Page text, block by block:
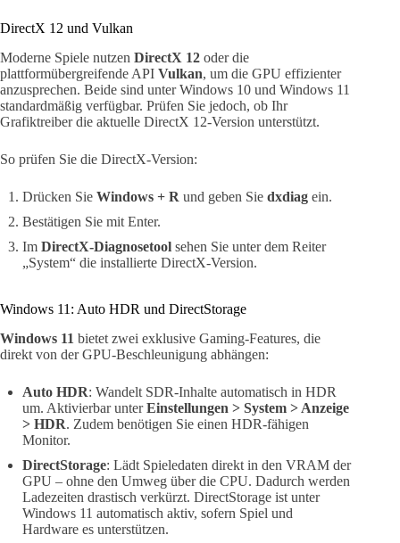
DirectX 12 und Vulkan
Moderne Spiele nutzen DirectX 12 oder die
plattformübergreifende API Vulkan, um die GPU effizienter
anzusprechen. Beide sind unter Windows 10 und Windows 11
standardmäßig verfügbar. Prüfen Sie jedoch, ob Ihr
Grafiktreiber die aktuelle DirectX 12-Version unterstützt.
So prüfen Sie die DirectX-Version:
Drücken Sie Windows + R und geben Sie dxdiag ein.
Bestätigen Sie mit Enter.
Im DirectX-Diagnosetool sehen Sie unter dem Reiter
„System“ die installierte DirectX-Version.
Windows 11: Auto HDR und DirectStorage
Windows 11 bietet zwei exklusive Gaming-Features, die
direkt von der GPU-Beschleunigung abhängen:
Auto HDR: Wandelt SDR-Inhalte automatisch in HDR
um. Aktivierbar unterEinstellungen > System > Anzeige
> HDR. Zudem benötigen Sie einen HDR-fähigen
Monitor.
DirectStorage: Lädt Spieledaten direkt in den VRAM der
GPU – ohne den Umweg über die CPU. Dadurch werden
Ladezeiten drastisch verkürzt. DirectStorage ist unter
Windows 11 automatisch aktiv, sofern Spiel und
Hardware es unterstützen.